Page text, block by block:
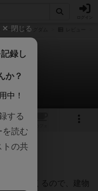
バーストキングダム
ダム
ュー
やってくるので、建物
閉じる
録し
か？
中！
する
を読む
トの共